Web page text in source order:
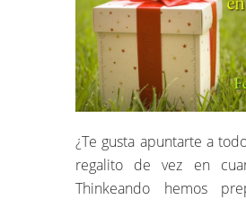
¿Te gusta apuntarte a
regalito de vez en
Thinkeando hemos